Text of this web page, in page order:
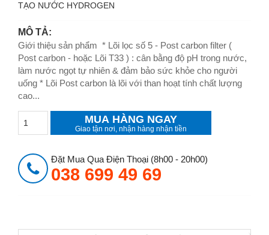
TẠO NƯỚC HYDROGEN
MÔ TẢ:
Giới thiệu sản phẩm * Lõi lọc số 5 - Post carbon filter (
Post carbon - hoặc Lõi T33 ) : cân bằng độ pH trong nước,
làm nước ngọt tự nhiên & đảm bảo sức khỏe cho người
uống * Lõi Post carbon là lõi với than hoạt tính chất lượng
cao...
MUA HÀNG NGAY
Giao tận nơi, nhận hàng nhận tiền
Đặt Mua Qua Điện Thoại (8h00 - 20h00)
038 699 49 69